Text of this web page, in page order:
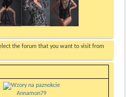
the forum that you want to visit from
Annamon79